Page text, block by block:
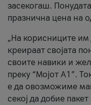
засекогаш.
празнична цена на
„На корисниците им
креираат својата
своите навики и
преку “Мојот А1”.
е да овозможиме
секој да добие